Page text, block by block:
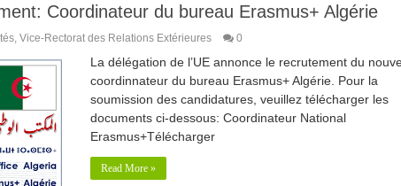
Coordinateur du bureau Erasmus+ Algérie
, Vice-Rectorat des Relations Extérieures 0
La délégation de l’UE annonce le recrutement du
coordinnateur du bureau Erasmus+ Algérie. Pour la
soumission des candidatures, veuillez télécharger les
documents ci-dessous: Coordinateur National
Erasmus+Télécharger
Read More »